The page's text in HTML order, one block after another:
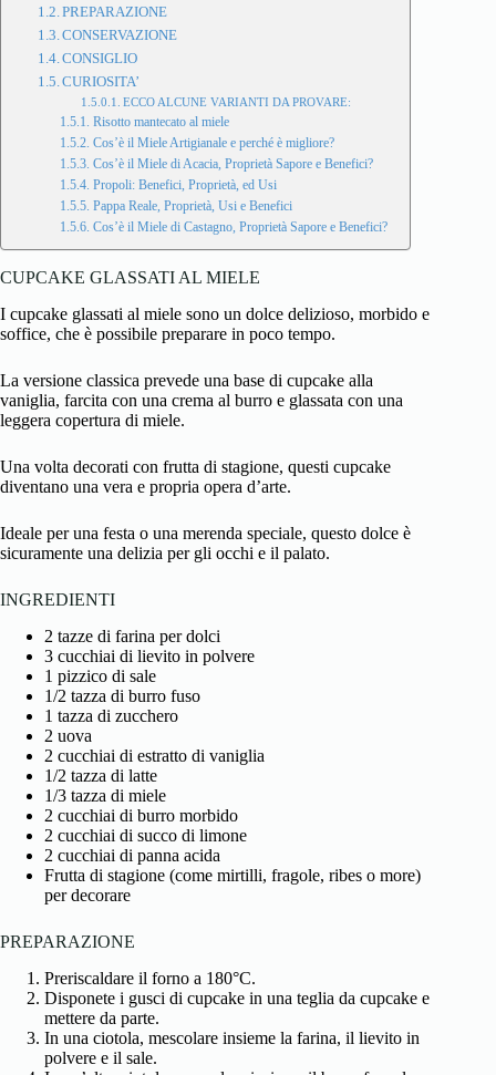
PREPARAZIONE
CONSERVAZIONE
CONSIGLIO
CURIOSITA’
ECCO ALCUNE VARIANTI DA PROVARE:
Risotto mantecato al miele
Cos’è il Miele Artigianale e perché è migliore?
Cos’è il Miele di Acacia, Proprietà Sapore e Benefici?
Propoli: Benefici, Proprietà, ed Usi
Pappa Reale, Proprietà, Usi e Benefici
Cos’è il Miele di Castagno, Proprietà Sapore e Benefici?
CUPCAKE GLASSATI AL MIELE
I cupcake glassati al miele sono un dolce delizioso, morbido e
soffice, che è possibile preparare in poco tempo.
La versione classica prevede una base di cupcake alla
vaniglia, farcita con una crema al burro e glassata con una
leggera copertura di miele.
Una volta decorati con frutta di stagione, questi cupcake
diventano una vera e propria opera d’arte.
Ideale per una festa o una merenda speciale, questo dolce è
sicuramente una delizia per gli occhi e il palato.
INGREDIENTI
2 tazze di farina per dolci
3 cucchiai di lievito in polvere
1 pizzico di sale
1/2 tazza di burro fuso
1 tazza di zucchero
2 uova
2 cucchiai di estratto di vaniglia
1/2 tazza di latte
1/3 tazza di miele
2 cucchiai di burro morbido
2 cucchiai di succo di limone
2 cucchiai di panna acida
Frutta di stagione (come mirtilli, fragole, ribes o more)
per decorare
PREPARAZIONE
Preriscaldare il forno a 180°C.
Disponete i gusci di cupcake in una teglia da cupcake e
mettere da parte.
In una ciotola, mescolare insieme la farina, il lievito in
polvere e il sale.